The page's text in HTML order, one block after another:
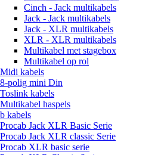
Cinch - Jack multikabels
Jack - Jack multikabels
Jack - XLR multikabels
XLR - XLR multikabels
Multikabel met stagebox
Multikabel op rol
Midi kabels
8-polig mini Din
Toslink kabels
Multikabel haspels
kabels
Procab Jack XLR Basic Serie
Procab Jack XLR classic Serie
Procab XLR basic serie